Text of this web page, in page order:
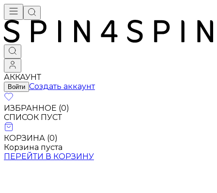
АККАУНТ
Войти Создать аккаунт
ИЗБРАННОЕ (0)
СПИСОК ПУСТ
КОРЗИНА (0)
Корзина пуста
ПЕРЕЙТИ В КОРЗИНУ
Брендовая одежда - купить в Москве